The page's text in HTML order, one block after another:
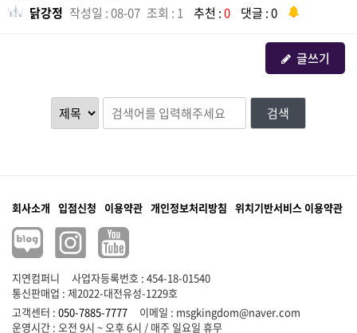
닭강정 작성일 : 08-07 조회 : 1 추천 :0 댓글 : 0
글쓰기
검색
회사소개 입점신청 이용약관 개인정보처리방침 위치기반서비스 이용약관
지연컴퍼니
사업자등록번호 : 454-18-01540
통신판매업 : 제2022-대전유성-1229호
고객센터 : 050-7885-7777 이메일 : msgkingdom@naver.com